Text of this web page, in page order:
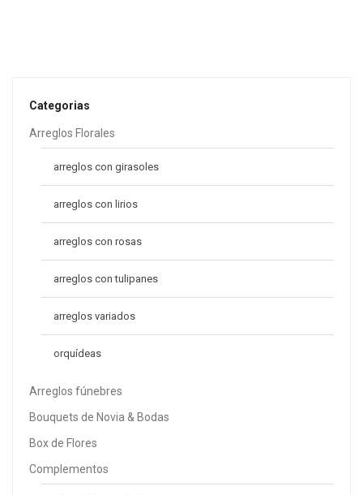
Categorias
Arreglos Florales
arreglos con girasoles
arreglos con lirios
arreglos con rosas
arreglos con tulipanes
arreglos variados
orquídeas
Arreglos fúnebres
Bouquets de Novia & Bodas
Box de Flores
Complementos
Ramo 12 Rosas